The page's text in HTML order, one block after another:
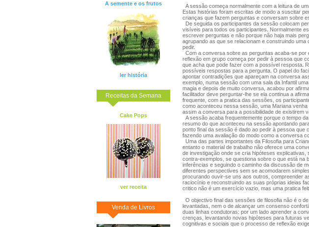
A semente e os frutos
ler história
Receitas da Semana
Cake Pops
ver receita
Venda de Livros
A sessão começa normalmente com a leitura de
Estas histórias foram escritas de modo a suscitar
crianças que fazem perguntas e conversam sobre
De seguida os participantes da sessão colocam
visíveis para todos os participantes. Normalmente
escrever perguntas e não porque não haja mais
agrupando as que se relacionam e construindo
pedir.
Com a conversa sobre as perguntas acaba-se por
reflexão em grupo começa por pedir à pessoa que
que acha que pode fazer com a possível resposta.
possíveis respostas para a pergunta. O papel do
apontar contradições que apareçam na conversa
exemplo, numa sessão com uma sala da Infantil
magia e depois de muito conversa, acabou por
facilitador deve perguntar-lhe se ela continua a
frequente, com a pratica das sessões, os
como aconteceu nessa sessão, uma Mariana
assim a conversa para a possibilidade de existirem
A sessão acaba frequentemente porque o tempo
resumo do que aconteceu na sessão apontando
ponto final da sessão é dado ao pedir à pessoa
fazendo uma avaliação do modo como a conversa
Uma das partes importantes da Filosofia para
entanto o material de trabalho não oferece uma
de investigação onde se cria hipóteses
contra-exemplos, se questiona sobre o que está
inferências e seguindo o caminho da discussão de
diferentes perspectives sem se acomodarem
procurando ouvir-se uns aos outros, compreender
raciocínio e reconstruindo as suas próprias ideias
critico não é um exercício vazio, mas uma pratica
O objectivo final das sessões de filosofia não é o
levantadas, nem o de alcançar um consenso
duas linhas condutoras: por um lado aprender a
crenças, levantando novas hipóteses para futuras
cognitivas e sociais que o processo de reflexão